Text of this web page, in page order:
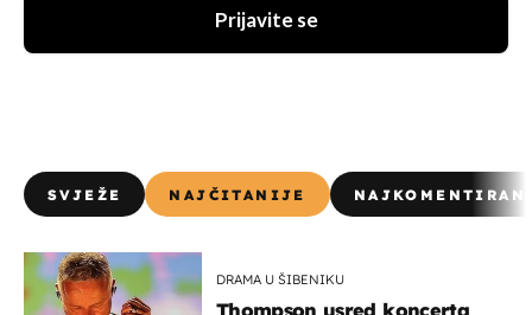
Prijavite se
SVJEŽE NAJČITANIJE
DRAMA U ŠIBENIKU